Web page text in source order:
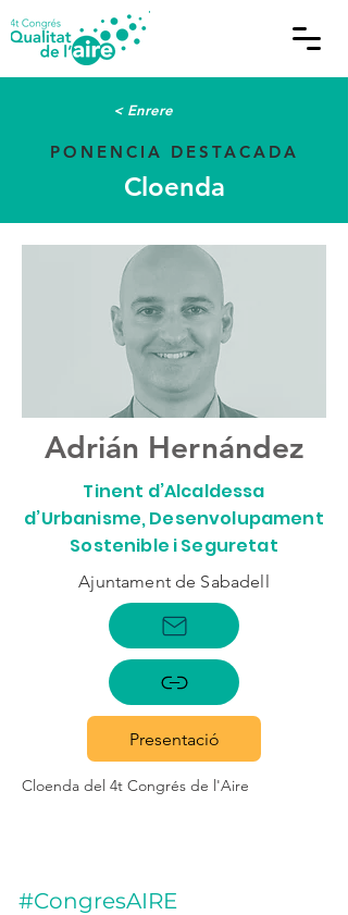
< Enrere
PONENCIA DESTACADA
Cloenda
Adrián Hernández
Tinent d’Alcaldessa
d’Urbanisme, Desenvolupament
Sostenible i Seguretat
Ajuntament de Sabadell
Presentació
Cloenda del 4t Congrés de l'Aire
#CongresAIRE